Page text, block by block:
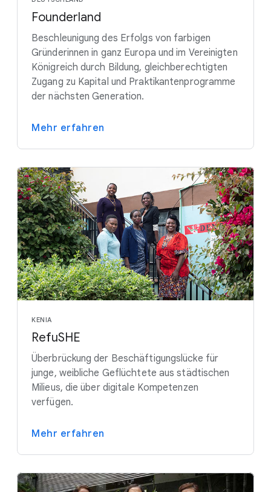
Founderland
Beschleunigung des Erfolgs von farbigen
Gründerinnen in ganz Europa und im Vereinigten
Königreich durch Bildung, gleichberechtigten
Zugang zu Kapital und Praktikantenprogramme
der nächsten Generation.
Mehr erfahren
KENIA
RefuSHE
Überbrückung der Beschäftigungslücke für
junge, weibliche Geflüchtete aus städtischen
Milieus, die über digitale Kompetenzen
verfügen.
Mehr erfahren